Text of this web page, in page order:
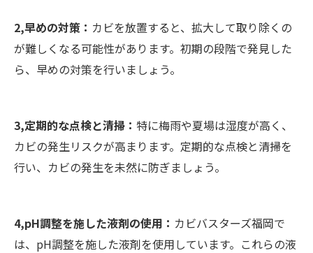
2,早めの対策： カビを放置すると、拡大して取り除くの
が難しくなる可能性があります。初期の段階で発見した
ら、早めの対策を行いましょう。
3,定期的な点検と清掃： 特に梅雨や夏場は湿度が高く、
カビの発生リスクが高まります。定期的な点検と清掃を
行い、カビの発生を未然に防ぎましょう。
4,pH調整を施した液剤の使用： カビバスターズ福岡で
は、pH調整を施した液剤を使用しています。これらの液